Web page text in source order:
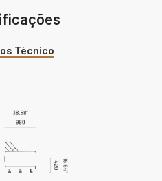
Técnico